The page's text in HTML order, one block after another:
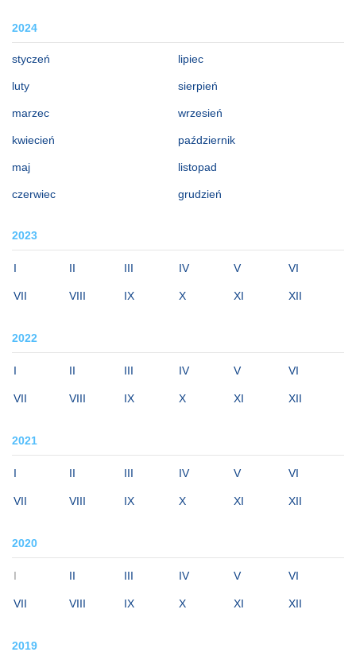
2024
styczeń
luty
marzec
kwiecień
maj
czerwiec
lipiec
sierpień
wrzesień
październik
listopad
grudzień
2023
I II III IV V VI
VII VIII IX X XI XII
2022
I II III IV V VI
VII VIII IX X XI XII
2021
I II III IV V VI
VII VIII IX X XI XII
2020
I II III IV V VI
VII VIII IX X XI XII
2019